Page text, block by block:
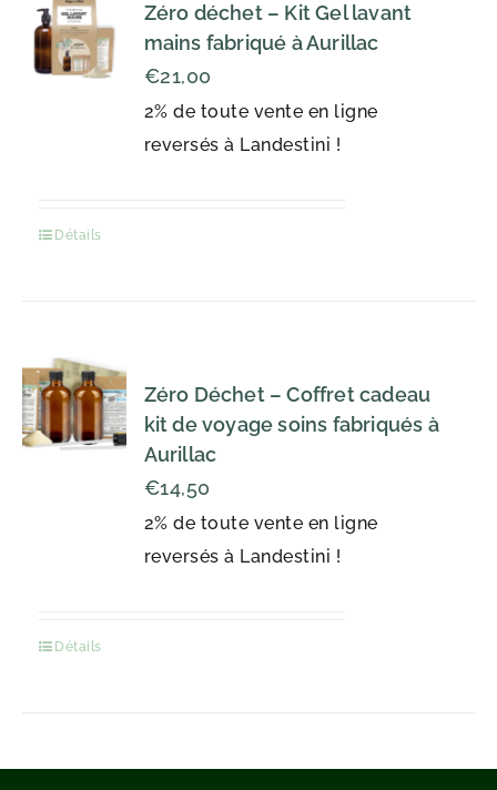
Zéro déchet – Kit Gel lavant
mains fabriqué à Aurillac
2% de toute vente en ligne
reversés à Landestini !
€21,00
Détails
Zéro Déchet – Coffret cadeau
kit de voyage soins fabriqués à
Aurillac
2% de toute vente en ligne
reversés à Landestini !
€14,50
Détails